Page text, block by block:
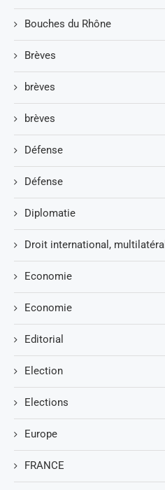
Bouches du Rhône
Brèves
brèves
brèves
Défense
Défense
Diplomatie
Droit international, multilatéral
Economie
Economie
Editorial
Election
Elections
Europe
FRANCE